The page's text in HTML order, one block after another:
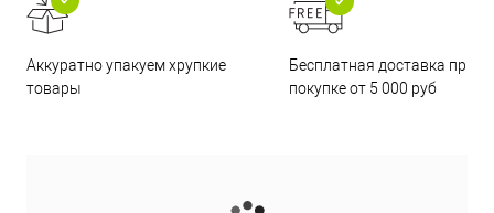
Аккуратно упакуем хрупкие
товары
Бесплатная доставка при
покупке от 5 000 руб